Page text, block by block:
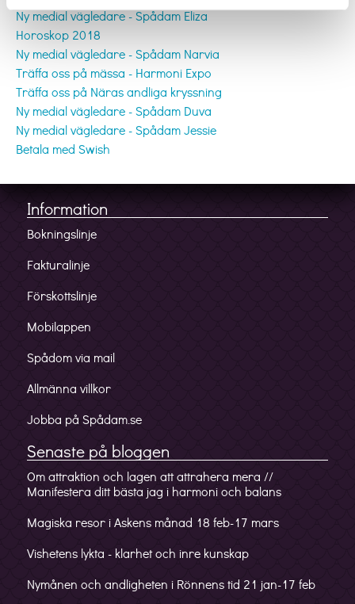
Ny medial vägledare - Spådam Eliza
Horoskop 2018
Ny medial vägledare - Spådam Narvia
Träffa oss på mässa - Harmoni Expo
Träffa oss på Näras andliga kryssning
Ny medial vägledare - Spådam Duva
Ny medial vägledare - Spådam Jessie
Betala med Swish
Information
Bokningslinje
Fakturalinje
Förskottslinje
Mobilappen
Spådom via mail
Allmänna villkor
Jobba på Spådam.se
Senaste på bloggen
Om attraktion och lagen att attrahera mera //
Manifestera ditt bästa jag i harmoni och balans
Magiska resor i Askens månad 18 feb-17 mars
Vishetens lykta - klarhet och inre kunskap
Nymånen och andligheten i Rönnens tid 21 jan-17 feb